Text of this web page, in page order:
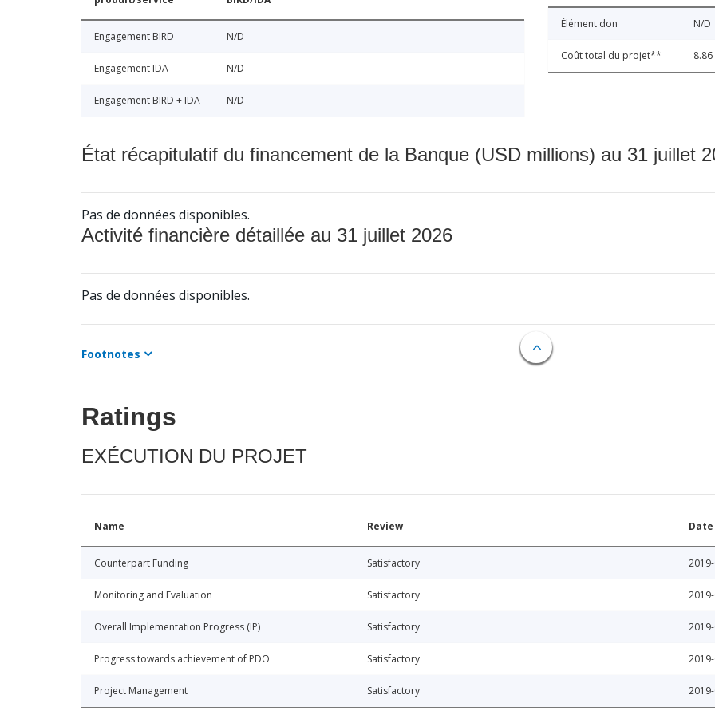
Engagement BIRD N/D
Engagement IDA N/D
Engagement BIRD + IDA N/D
Élément don N/D
Coût total du projet** 8.86
État récapitulatif du financement de la Banque (USD millions) au 31 juillet
Pas de données disponibles.
Activité financière détaillée au 31 juillet 2026
Pas de données disponibles.
Footnotes
Ratings
EXÉCUTION DU PROJET
Name Review Date
Counterpart Funding Satisfactory
Monitoring and Evaluation Satisfactory
Overall Implementation Progress (IP) Satisfactory
Progress towards achievement of PDO Satisfactory
Project Management Satisfactory